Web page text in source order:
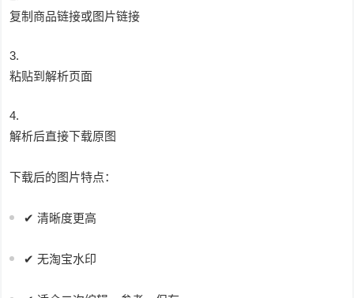
复制商品链接或图片链接
粘贴到解析页面
解析后直接下载原图
下载后的图片特点：
✔ 清晰度更高
✔ 无淘宝水印